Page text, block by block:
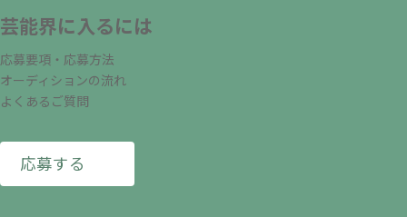
芸能界に入るには
応募要項・応募方法
オーディションの流れ
よくあるご質問
応募する